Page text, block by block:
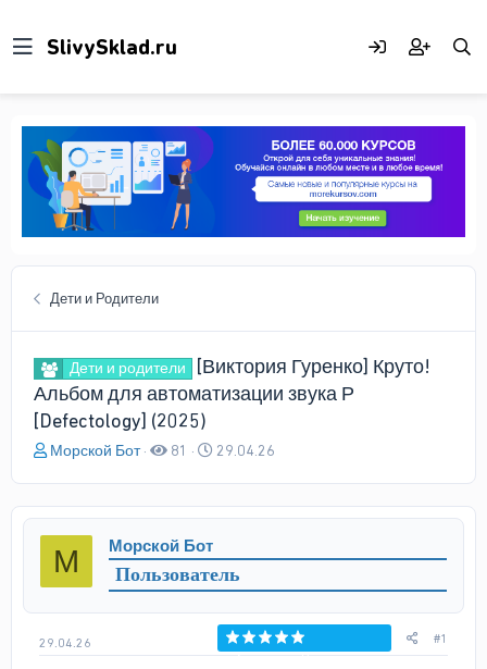
Дети и Родители
Дети и родители
[Виктория Гуренко] Круто!
Альбом для автоматизации звука Р
[Defectology] (2025)
А
о
р
е
ы
Морской Бот 81
Д
а
ч
а
л
29.04.26
М Морской Бот
Пользователь
29.04.26
Голосов: 0
#1